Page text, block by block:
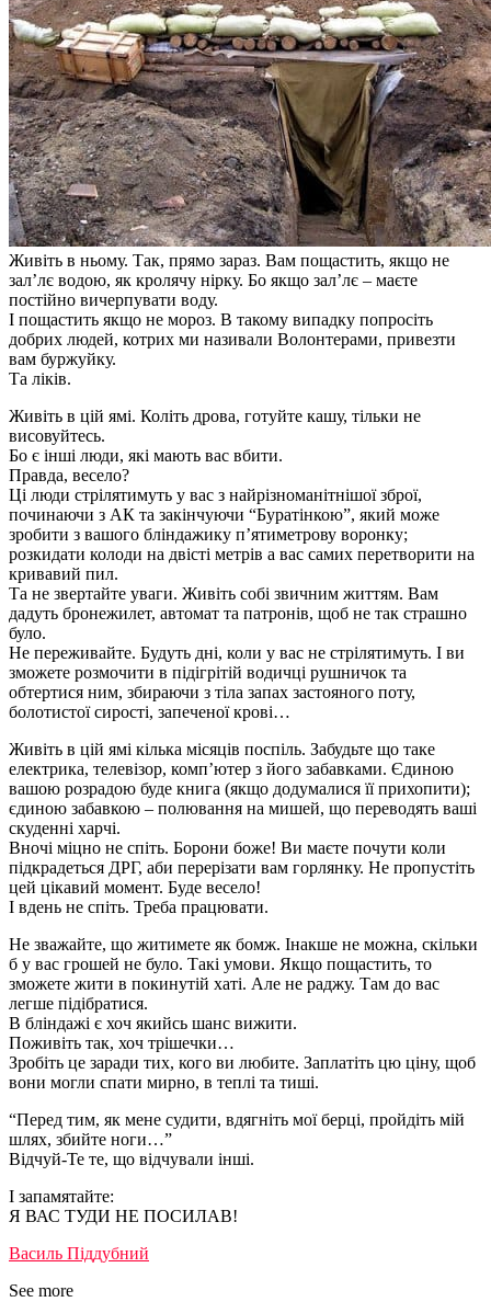
Живіть в ньому. Так, прямо зараз. Вам пощастить, якщо не
зал’лє водою, як кролячу нірку. Бо якщо зал’лє – маєте
постійно вичерпувати воду.
І пощастить якщо не мороз. В такому випадку попросіть
добрих людей, котрих ми називали Волонтерами, привезти
вам буржуйку.
Та ліків.
Живіть в цій ямі. Коліть дрова, готуйте кашу, тільки не
висовуйтесь.
Бо є інші люди, які мають вас вбити.
Правда, весело?
Ці люди стрілятимуть у вас з найрізноманітнішої зброї,
починаючи з АК та закінчуючи “Буратінкою”, який може
зробити з вашого бліндажику п’ятиметрову воронку;
розкидати колоди на двісті метрів а вас самих перетворити на
кривавий пил.
Та не звертайте уваги. Живіть собі звичним життям. Вам
дадуть бронежилет, автомат та патронів, щоб не так страшно
було.
Не переживайте. Будуть дні, коли у вас не стрілятимуть. І ви
зможете розмочити в підігрітій водичці рушничок та
обтертися ним, збираючи з тіла запах застояного поту,
болотистої сирості, запеченої крові…
Живіть в цій ямі кілька місяців поспіль. Забудьте що таке
електрика, телевізор, комп’ютер з його забавками. Єдиною
вашою розрадою буде книга (якщо додумалися її прихопити);
єдиною забавкою – полювання на мишей, що переводять ваші
скуденні харчі.
Вночі міцно не спіть. Борони боже! Ви маєте почути коли
підкрадеться ДРГ, аби перерізати вам горлянку. Не пропустіть
цей цікавий момент. Буде весело!
І вдень не спіть. Треба працювати.
Не зважайте, що житимете як бомж. Інакше не можна, скільки
б у вас грошей не було. Такі умови. Якщо пощастить, то
зможете жити в покинутій хаті. Але не раджу. Там до вас
легше підібратися.
В бліндажі є хоч якийсь шанс вижити.
Поживіть так, хоч трішечки…
Зробіть це заради тих, кого ви любите. Заплатіть цю ціну, щоб
вони могли спати мирно, в теплі та тиші.
“Перед тим, як мене судити, вдягніть мої берці, пройдіть мій
шлях, збийте ноги…”
Відчуй-Те те, що відчували інші.
І запамятайте:
Я ВАС ТУДИ НЕ ПОСИЛАВ!
Василь Піддубний
See more